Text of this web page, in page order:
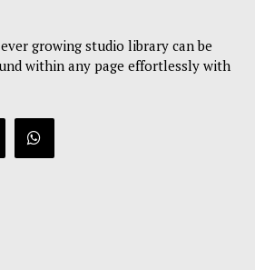
growing studio library can be
within any page effortlessly with